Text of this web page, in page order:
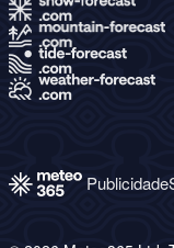
Publicidade